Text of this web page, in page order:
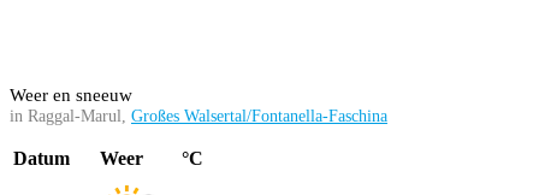
Weer en sneeuw
in Raggal-Marul, Großes Walsertal/Fontanella-Faschina
Datum Weer °C